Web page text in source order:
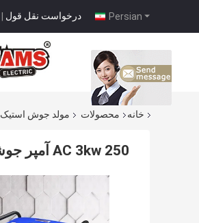
Persian درخواست نقل قول |
خانه محصولات مولد جوش استیک
AC 3kw 250 آمپر جوشکار ژنراتور قوس فرکانس متوسط ​​531cc جابجایی